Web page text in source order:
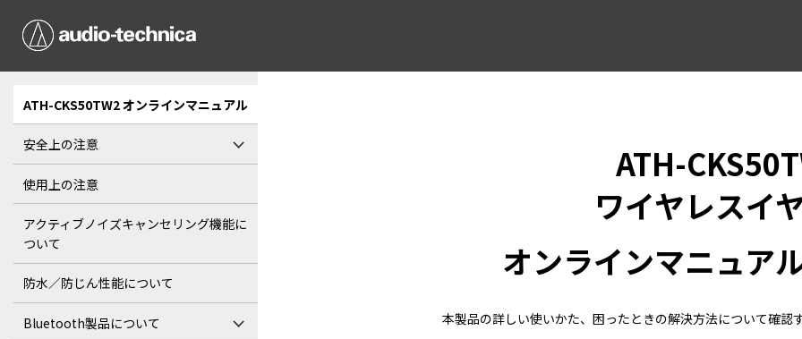
ATH-CKS50TW2 オンラインマニュアル
安全上の注意
使用上の注意
アクティブノイズキャンセリング機能に
ついて
防水／防じん性能について
Bluetooth製品について
ATH-
ワイヤレスイ
オンラインマニュア
本製品の詳しい使いかた、困ったときの解決方法について確認